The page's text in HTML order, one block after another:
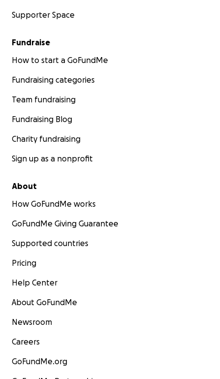
Supporter Space
Fundraise
How to start a GoFundMe
Fundraising categories
Team fundraising
Fundraising Blog
Charity fundraising
Sign up as a nonprofit
About
How GoFundMe works
GoFundMe Giving Guarantee
Supported countries
Pricing
Help Center
About GoFundMe
Newsroom
Careers
GoFundMe.org